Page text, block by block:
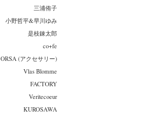
三浦侑子
小野哲平&早川ゆみ
是枝錬太郎
co+fe
ORSA (アクセサリー)
Vlas Blomme
FACTORY
Veritecoeur
KUROSAWA